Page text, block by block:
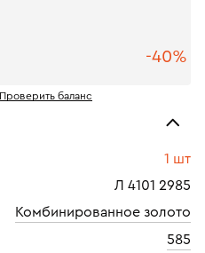
-40%
Проверить баланс
1 шт
Л 4101 2985
Комбинированное золото
585